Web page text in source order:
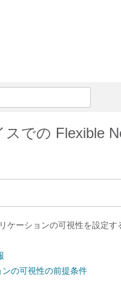
での Flexible
ケーションの可視性を設定す
の可視性の前提条件